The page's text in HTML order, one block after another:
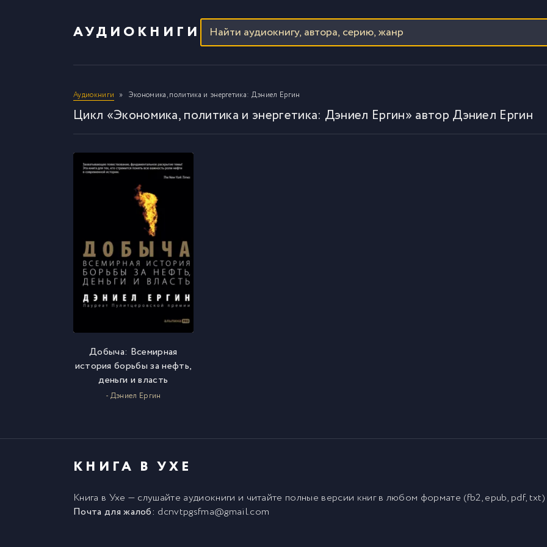
АУДИОКНИГИ
Аудиокниги Экономика, политика и энергетика: Дэниел Ергин
Цикл «Экономика, политика и энергетика: Дэниел Ергин» автор Дэниел Ергин
Добыча: Всемирная
история борьбы за нефть,
деньги и власть
- Дэниел Ергин
КНИГА В УХЕ
Книга в Ухе — слушайте аудиокниги и читайте полные версии книгв любом формате (fb2, epub, pdf,
Почта для жалоб: dcnvtpgsfma@gmail.com